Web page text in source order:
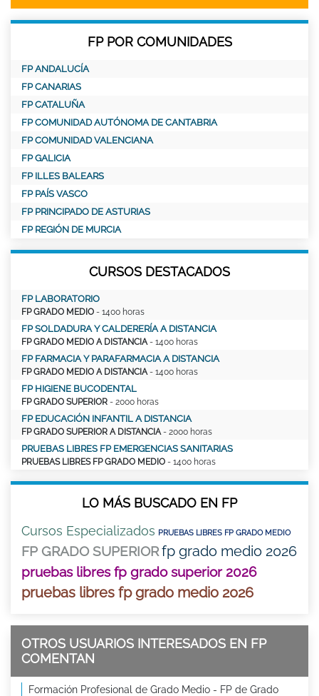
FP POR COMUNIDADES
FP ANDALUCÍA
FP CANARIAS
FP CATALUÑA
FP COMUNIDAD AUTÓNOMA DE CANTABRIA
FP COMUNIDAD VALENCIANA
FP GALICIA
FP ILLES BALEARS
FP PAÍS VASCO
FP PRINCIPADO DE ASTURIAS
FP REGIÓN DE MURCIA
CURSOS DESTACADOS
FP LABORATORIO
FP GRADO MEDIO - 1400 horas
FP SOLDADURA Y CALDERERÍA A DISTANCIA
FP GRADO MEDIO A DISTANCIA - 1400 horas
FP FARMACIA Y PARAFARMACIA A DISTANCIA
FP GRADO MEDIO A DISTANCIA - 1400 horas
FP HIGIENE BUCODENTAL
FP GRADO SUPERIOR - 2000 horas
FP EDUCACIÓN INFANTIL A DISTANCIA
FP GRADO SUPERIOR A DISTANCIA - 2000 horas
PRUEBAS LIBRES FP EMERGENCIAS SANITARIAS
PRUEBAS LIBRES FP GRADO MEDIO - 1400 horas
LO MÁS BUSCADO EN FP
Cursos Especializados PRUEBAS LIBRES FP GRADO MEDIO
FP GRADO SUPERIORfp grado medio 2026
pruebas libres fp grado superior 2026
pruebas libres fp grado medio 2026
OTROS USUARIOS INTERESADOS EN FP
COMENTAN
Formación Profesional de Grado Medio - FP de Grado